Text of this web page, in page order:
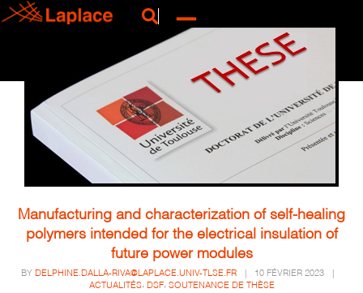
Manufacturing and characterization of self-healing
polymers intended for the electrical insulation of
future power modules
BY DELPHINE.DALLA-RIVA@LAPLACE.UNIV-TLSE.FR 10 FÉVRIER 2023
ACTUALITÉS, DSF, SOUTENANCE DE THÈSE